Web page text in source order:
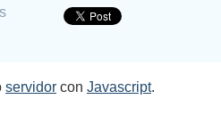
servidor con Javascript.